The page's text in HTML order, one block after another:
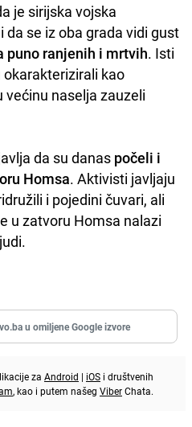
je sirijska vojska
se iz oba grada vidi gust
puno ranjenih i mrtvih. Isti
okarakterizirali kao
većinu naselja zauzeli
da su danas počeli i
Homsa. Aktivisti javljaju
i pojedini čuvari, ali
u zatvoru Homsa nalazi
u omiljene Google izvore
za Android | iOS i društvenih
, kao i putem našeg ViberChata.